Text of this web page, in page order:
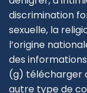
discrimination
sexuelle, la
l’origine
des
(g) télécharger
autre type de